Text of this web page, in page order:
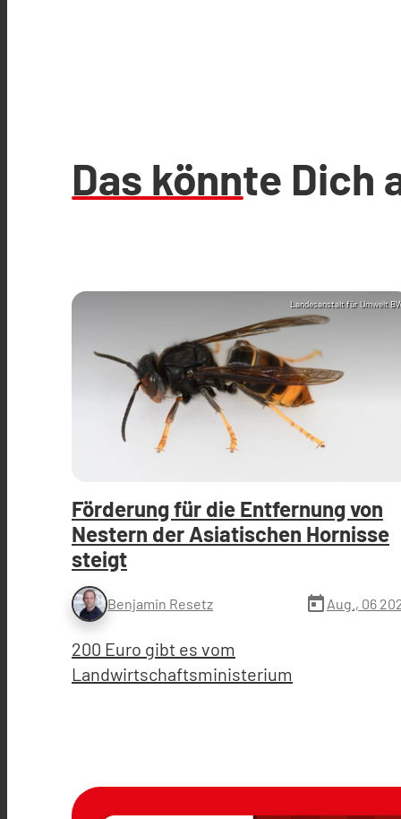
Das könnte Dich
Landesanstalt für Umwelt
Förderung für die Entfernung von
Nestern der Asiatischen Hornisse
steigt
Benjamin Resetz today Aug., 06
200 Euro gibt es vom
Landwirtschaftsministerium